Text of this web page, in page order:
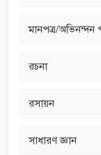
মানপত্র/অভিনন্দন
রচনা
রসায়ন
সাধারণ জ্ঞান